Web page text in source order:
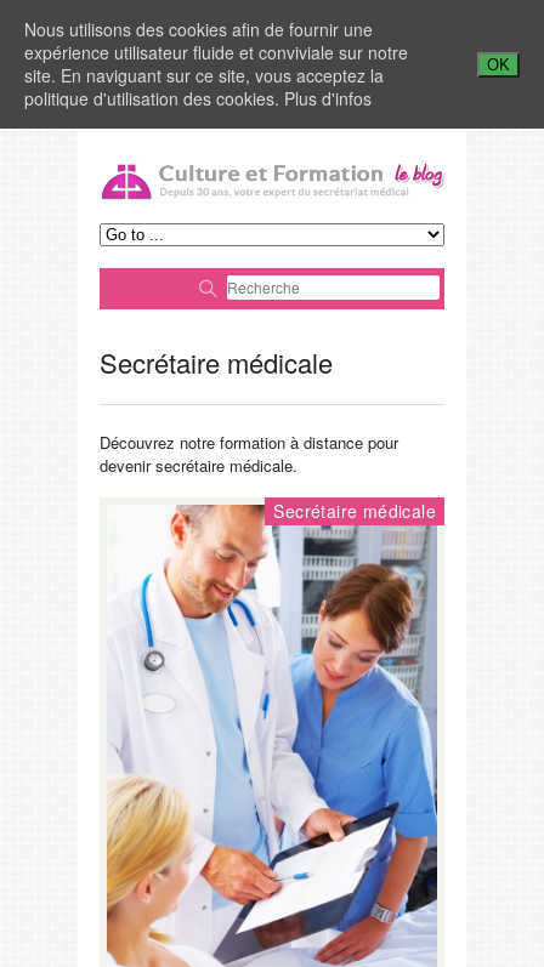
Secrétaire médicale
Découvrez notre formation à distance pour
devenir secrétaire médicale.
Secrétaire médicale
Nous utilisons des cookies afin de fournir une
expérience utilisateur fluide et conviviale sur notre
site. En naviguant sur ce site, vous acceptez la
politique d'utilisation des cookies. Plus d'infos
OK